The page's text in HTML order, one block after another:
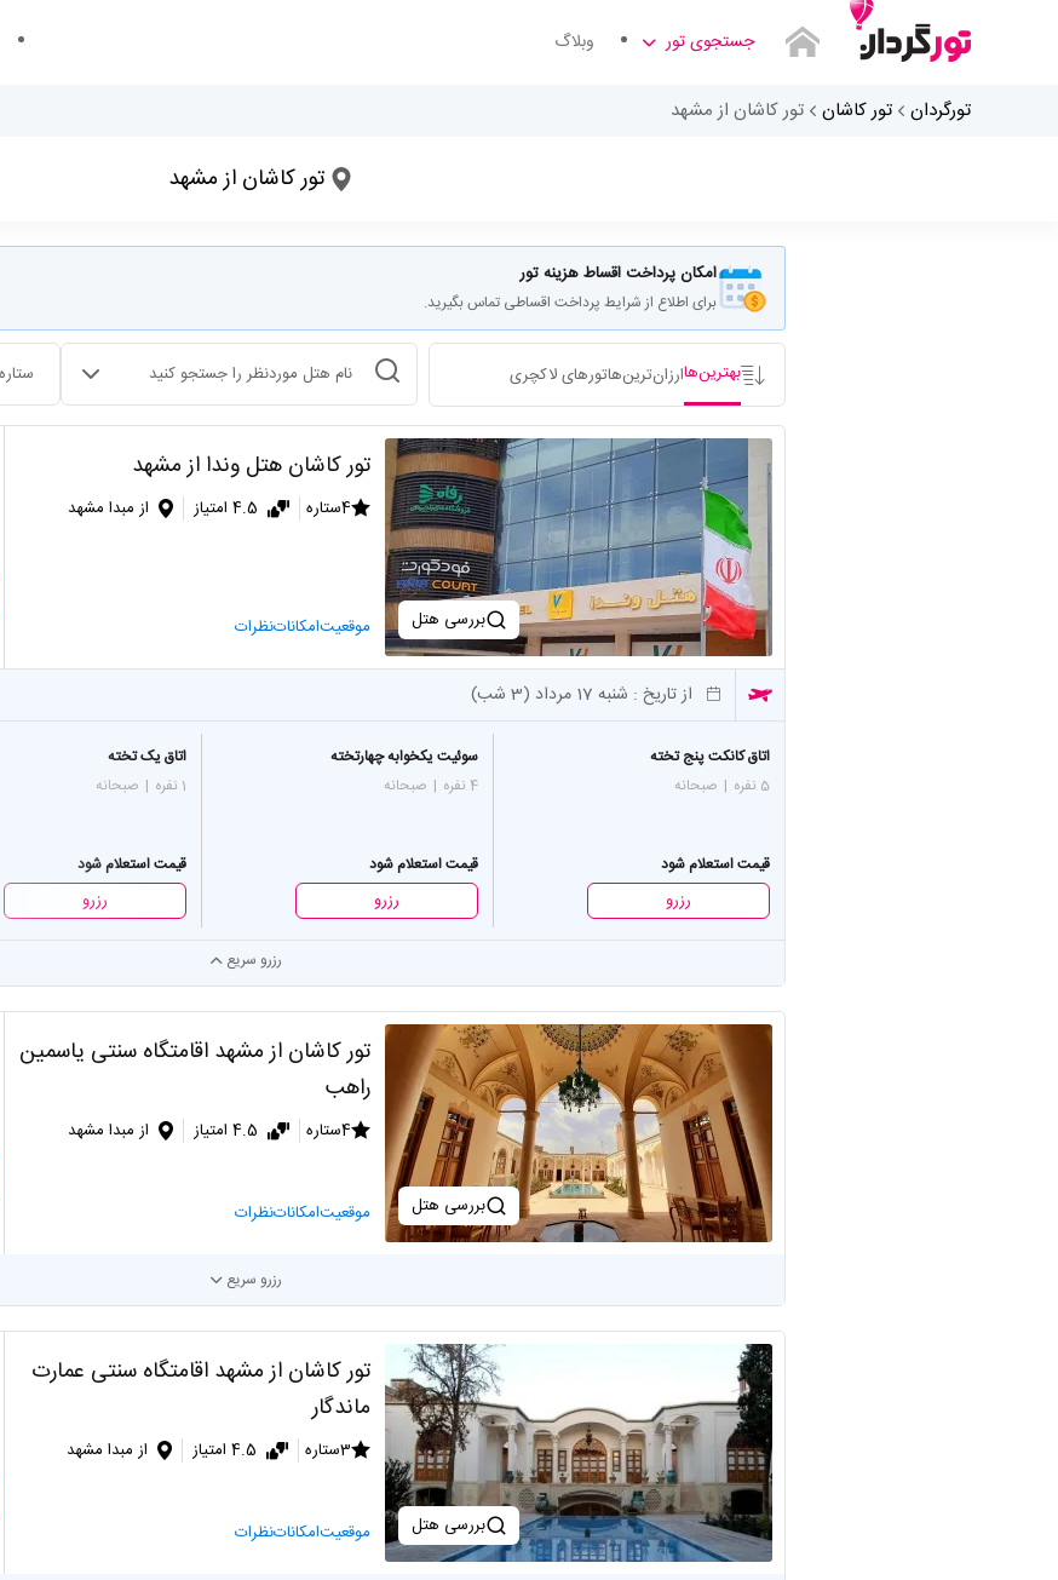
جستجوی تور وبلاگ
تورگردان تور کاشان تور کاشان از مشهد
تاریخ ورود
تور کاشان از مشهد
امکان پرداخت اقساط هزینه تور
برای اطلاع از شرایط پرداخت اقساطی تماس بگیرید.
بهترین‌هاارزان‌ترین‌هاتورهای لاکچری انتخاب هتل ستاره هتل
بررسی هتل
تور کاشان هتل وندا از مشهد
4ستاره 4.5 امتیاز از مبدا مشهد
موقعیتامکاناتنظرات
از تاریخ : شنبه 17 مرداد (3 شب)
اتاق کانکت پنج تخته
5 نفره
| صبحانه
قیمت استعلام شود
رزرو
سوئیت یکخوابه چهارتخته
4 نفره
| صبحانه
قیمت استعلام شود
رزرو
اتاق یک تخته
1 نفره
| صبحانه
قیمت استعلام شود
رزرو
رزرو سریع
بررسی هتل
تور کاشان از مشهد اقامتگاه سنتی یاسمین
راهب
4ستاره 4.5 امتیاز از مبدا مشهد
موقعیتامکاناتنظرات
رزرو سریع
بررسی هتل
تور کاشان از مشهد اقامتگاه سنتی عمارت
ماندگار
3ستاره 4.5 امتیاز از مبدا مشهد
موقعیتامکاناتنظرات